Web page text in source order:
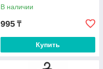
В наличии
995 ₸
Купить